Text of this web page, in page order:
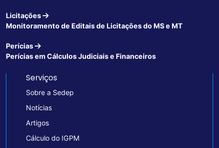
Licitações
Monitoramento de Editais de Licitações do MS e MT
Perícias
Perícias em Cálculos Judiciais e Financeiros
Serviços
Sobre a Sedep
Notícias
Artigos
Cálculo do IGPM